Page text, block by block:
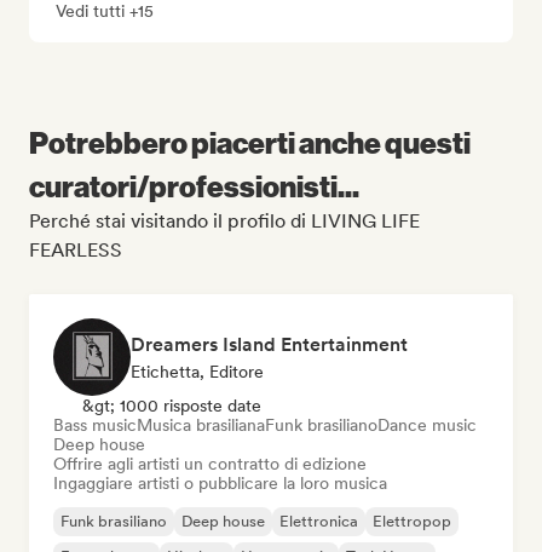
Vedi tutti +15
Potrebbero piacerti anche questi
curatori/professionisti...
Perché stai visitando il profilo di LIVING LIFE
FEARLESS
Dreamers Island Entertainment
Etichetta, Editore
&gt; 1000 risposte date
Bass musicMusica brasilianaFunk brasilianoDance music
Deep house
Offrire agli artisti un contratto di edizione
Ingaggiare artisti o pubblicare la loro musica
Funk brasiliano Deep house Elettronica
Elettropop